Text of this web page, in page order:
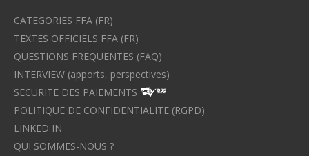
CATEGORIES FFA (FR)
TEXTES OFFICIELS FFA (FR)
QUESTIONS FREQUENTES (FAQ)
INTERVIEW (apports, perspectives)
SECURITE DES PAIEMENTS
POLITIQUE DE CONFIDENTIALITE (RGPD)
LINKED IN
QUI SOMMES-NOUS ?